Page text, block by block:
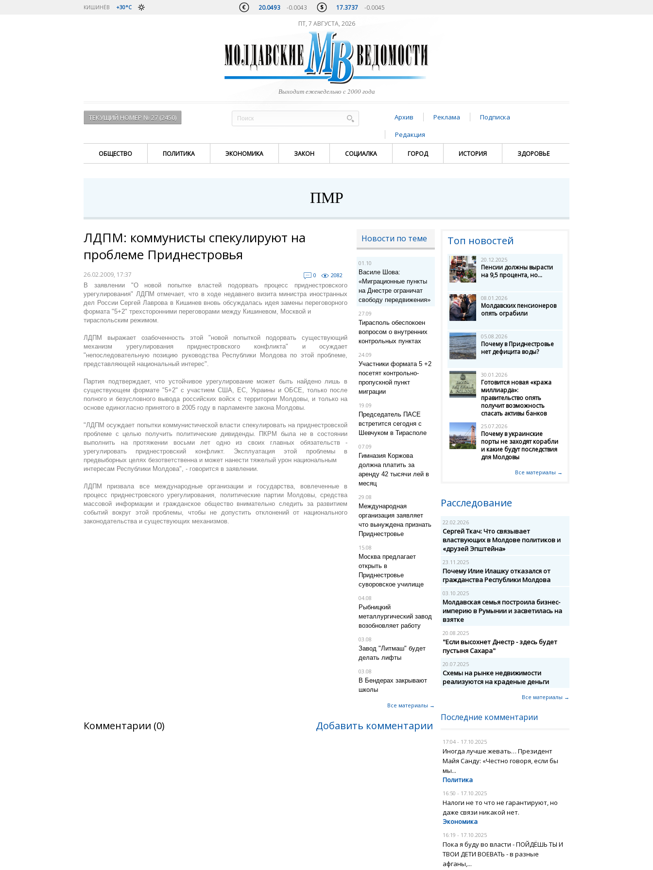
КИШИНЁВ +30°C 20.0493 -0.0043 17.3737 -0.0045
ПТ, 7 АВГУСТА, 2026
Выходит еженедельно с 2000 года
ТЕКУЩИЙ НОМЕР № 27 (2450) Архив Реклама
Подписка
Редакция
ОБЩЕСТВО ПОЛИТИКА ЭКОНОМИКА ЗАКОН СОЦИАЛКА ГОРОД ИСТОРИЯ ЗДОРОВЬЕ
ПМР
ЛДПМ: коммунисты спекулируют на
проблеме Приднестровья
26.02.2009, 17:37 0
2082
В заявлении "О новой попытке властей подорвать процесс приднестровского
урегулирования" ЛДПМ отмечает, что в ходе недавнего визита министра иностранных
дел России Сергей Лаврова в Кишинев вновь обсуждалась идея замены переговорного
формата "5+2" трехсторонними переговорами между Кишиневом, Москвой и
тираспольским режимом.
ЛДПМ выражает озабоченность этой "новой попыткой подорвать существующий
механизм урегулирования приднестровского конфликта" и осуждает
"непоследовательную позицию руководства Республики Молдова по этой проблеме,
представляющей национальный интерес".
Партия подтверждает, что устойчивое урегулирование может быть найдено лишь в
существующем формате "5+2" с участием США, ЕС, Украины и ОБСЕ, только после
полного и безусловного вывода российских войск с территории Молдовы, и только на
основе единогласно принятого в 2005 году в парламенте закона Молдовы.
"ЛДПМ осуждает попытки коммунистической власти спекулировать на приднестровской
проблеме с целью получить политические дивиденды. ПКРМ была не в состоянии
выполнить на протяжении восьми лет одно из своих главных обязательств -
урегулировать приднестровский конфликт. Эксплуатация этой проблемы в
предвыборных целях безответственна и может нанести тяжелый урон национальным
интересам Республики Молдова", - говорится в заявлении.
ЛДПМ призвала все международные организации и государства, вовлеченные в
процесс приднестровского урегулирования, политические партии Молдовы, средства
массовой информации и гражданское общество внимательно следить за развитием
событий вокруг этой проблемы, чтобы не допустить отклонений от национального
законодательства и существующих механизмов.
Новости по теме
01.10
Василе Шова:
«Миграционные пункты
на Днестре ограничат
свободу передвижения»
27.09
Тирасполь обеспокоен
вопросом о внутренних
контрольных пунктах
24.09
Участники формата 5 +2
посетят контрольно-
пропускной пункт
миграции
19.09
Председатель ПАСЕ
встретится сегодня с
Шевчуком в Тирасполе
07.09
Гимназия Коржова
должна платить за
аренду 42 тысячи лей в
месяц
29.08
Международная
организация заявляет
что вынуждена признать
Приднестровье
15.08
Москва предлагает
открыть в
Приднестровье
суворовское училище
04.08
Рыбницкий
металлургический завод
возобновляет работу
03.08
Завод "Литмаш" будет
делать лифты
03.08
В Бендерах закрывают
школы
Все материалы →
Комментарии (0) Добавить комментарии
Топ новостей
20.12.2025
Пенсии должны вырасти
на 9,5 процента, но...
08.01.2026
Молдавских пенсионеров
опять ограбили
05.08.2026
Почему в Приднестровье
нет дефицита воды?
30.01.2026
Готовится новая «кража
миллиарда»:
правительство опять
получит возможность
спасать активы банков
25.07.2026
Почему в украинские
порты не заходят корабли
и какие будут последствия
для Молдовы
Все материалы →
Расследование
22.02.2026
Сергей Ткач: Что связывает
властвующих в Молдове политиков и
«друзей Эпштейна»
23.11.2025
Почему Илие Илашку отказался от
гражданства Республики Молдова
03.10.2025
Молдавская семья построила бизнес-
империю в Румынии и засветилась на
взятке
20.08.2025
"Если высохнет Днестр - здесь будет
пустыня Сахара"
20.07.2025
Схемы на рынке недвижимости
реализуются на краденые деньги
Все материалы →
Последние комментарии
17:04 - 17.10.2025
Иногда лучше жевать… Президент
Майя Санду: «Честно говоря, если бы
мы...
Политика
16:50 - 17.10.2025
Налоги не то что не гарантируют, но
даже связи никакой нет.
Экономика
16:19 - 17.10.2025
Пока я буду во власти - ПОЙДЁШЬ ТЫ И
ТВОИ ДЕТИ ВОЕВАТЬ - в разные
афганы,...